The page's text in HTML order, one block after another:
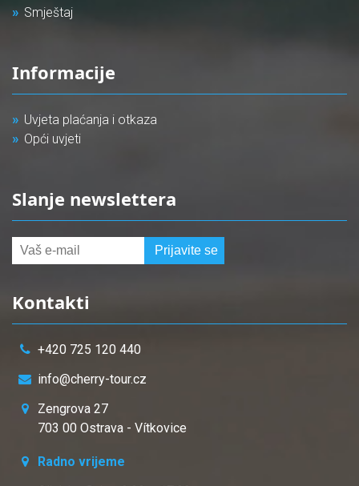
Smještaj
Informacije
Uvjeta plaćanja i otkaza
Opći uvjeti
Slanje newslettera
Kontakti
+420 725 120 440
info@cherry-tour.cz
Zengrova 27
703 00 Ostrava - Vítkovice
Radno vrijeme